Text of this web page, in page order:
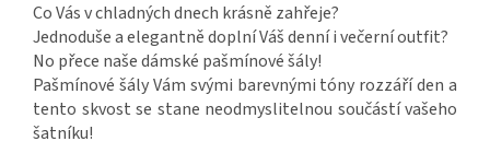
Co Vás v chladných dnech krásně zahřeje?
Jednoduše a elegantně doplní Váš denní i večerní outfit?
No přece naše dámské pašmínové šály!
Pašmínové šály Vám svými barevnými tóny rozzáří den a
tento skvost se stane neodmyslitelnou součástí vašeho
šatníku!